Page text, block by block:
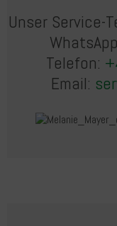
Unser Service-
Telefon:
Email: